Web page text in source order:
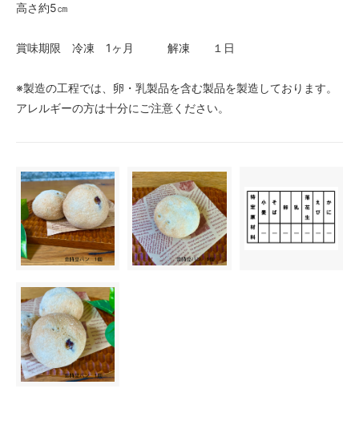
高さ約5㎝
賞味期限 冷凍 1ヶ月 解凍 １日
※製造の工程では、卵・乳製品を含む製品を製造しております。
アレルギーの方は十分にご注意ください。